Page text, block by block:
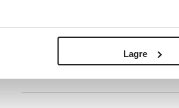
Lagre
Folkehelseinstituttet (FHI)